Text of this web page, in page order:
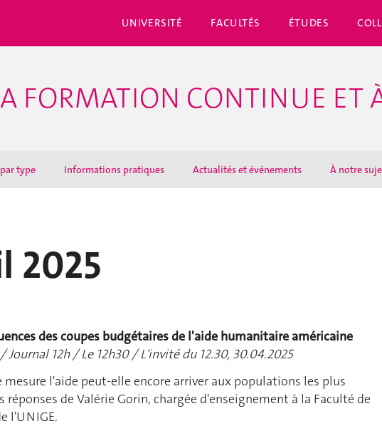
UNIVERSITÉ FACULTÉS ÉTUDES
FORMATION CONTINUE ET
type Informations pratiques Actualités et événements À notre
2025
des coupes budgétaires de l'aide humanitaire américaine
/ Journal 12h / Le 12h30 / L'invité du 12.30, 30.04.2025
mesure l'aide peut-elle encore arriver aux populations les plus
réponses de Valérie Gorin, chargée d'enseignement à la Faculté de
l'UNIGE.